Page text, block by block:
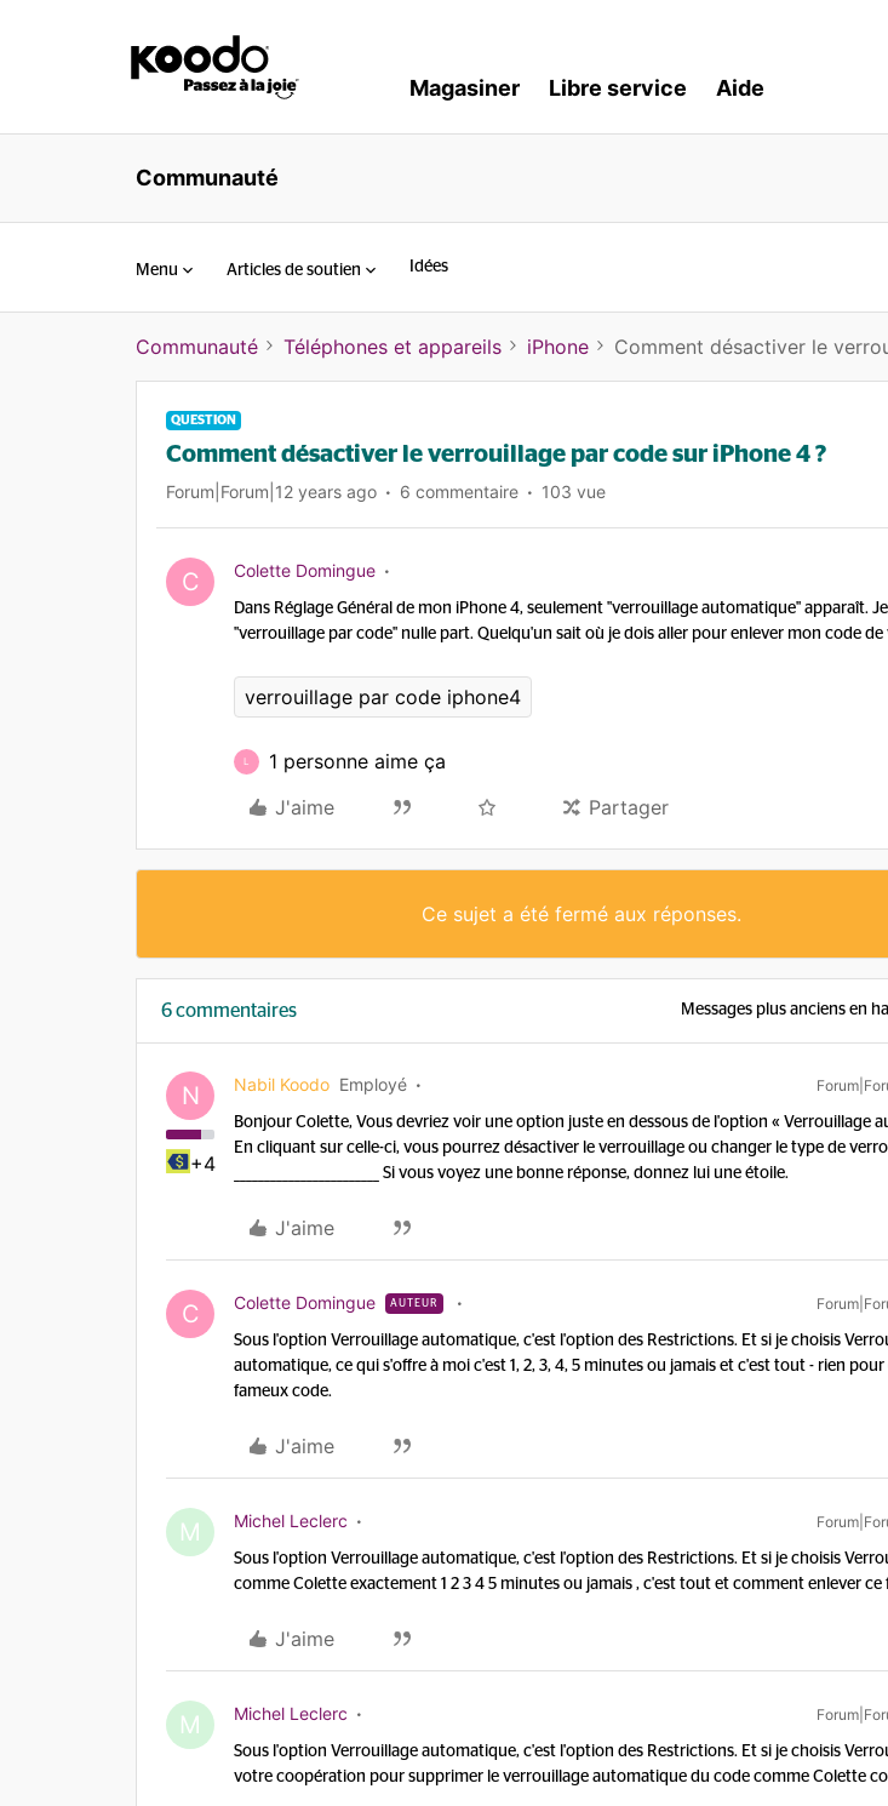
Magasiner Libre service Aide
Communauté
Menu Articles de soutien Idées
Communauté Téléphones et appareils iPhone Comment désactiver le
QUESTION
Comment désactiver le verrouillage par code sur iPhone 4 ?
Forum|Forum|12 years ago 6 commentaire 103 vue
C Colette Domingue
Dans Réglage Général de mon iPhone 4, seulement "verrouillage automatique" apparaît.
"verrouillage par code" nulle part. Quelqu'un sait où je dois aller pour enlever mon code de
verrouillage par code iphone4
L
1 personne aime ça
J'aime
Partager
Ce sujet a été fermé aux réponses.
6 commentaires Messages plus anciens en
N
+4
Nabil Koodo Employé
Bonjour Colette, Vous devriez voir une option juste en dessous de l'option « Verrouillage
En cliquant sur celle-ci, vous pourrez désactiver le verrouillage ou changer le type de
________________________ Si vous voyez une bonne réponse, donnez lui une étoile.
J'aime
C Colette Domingue AUTEUR
Sous l'option Verrouillage automatique, c'est l'option des Restrictions. Et si je choisis
automatique, ce qui s'offre à moi c'est 1, 2, 3, 4, 5 minutes ou jamais et c'est tout - rien
fameux code.
J'aime
M Michel Leclerc
Sous l'option Verrouillage automatique, c'est l'option des Restrictions. Et si je choisis
comme Colette exactement 1 2 3 4 5 minutes ou jamais , c'est tout et comment enlever ce
J'aime
M Michel Leclerc
Sous l'option Verrouillage automatique, c'est l'option des Restrictions. Et si je choisis
votre coopération pour supprimer le verrouillage automatique du code comme Colette